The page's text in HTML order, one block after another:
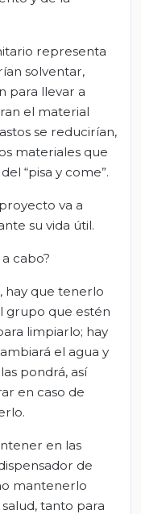
representa
solventar,
para llevar a
el material
se reducirían,
materiales que
“pisa y come”.
va a
su vida útil.
cabo?
hay que tenerlo
grupo que estén
limpiarlo; hay
el agua y
pondrá, así
en caso de
en las
de
mantenerlo
tanto para